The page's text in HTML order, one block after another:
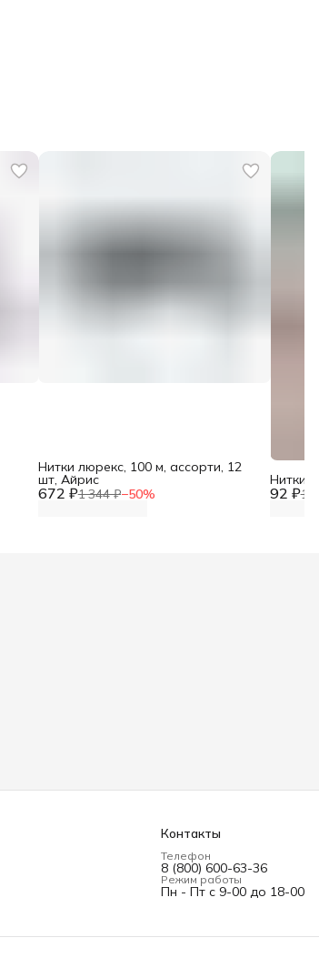
672 ₽1 344 ₽−50%
Нитки люрекс, 100 м, ассорти, 12
шт, Айрис
92 ₽
Нитки
Контакты
Телефон
8 (800) 600-63-36
Режим работы
Пн - Пт с 9-00 до 18-00